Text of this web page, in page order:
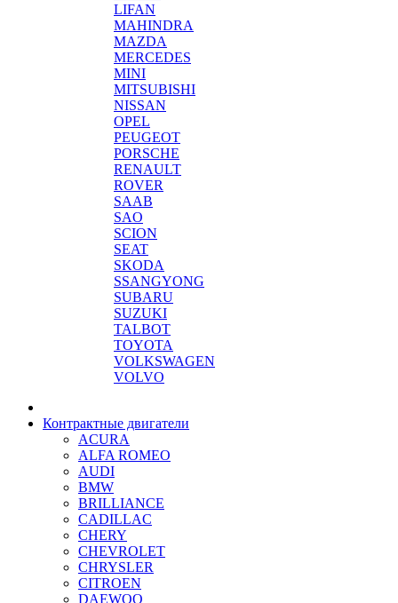
LIFAN
MAHINDRA
MAZDA
MERCEDES
MINI
MITSUBISHI
NISSAN
OPEL
PEUGEOT
PORSCHE
RENAULT
ROVER
SAAB
SAO
SCION
SEAT
SKODA
SSANGYONG
SUBARU
SUZUKI
TALBOT
TOYOTA
VOLKSWAGEN
VOLVO
Контрактные двигатели
ACURA
ALFA ROMEO
AUDI
BMW
BRILLIANCE
CADILLAC
CHERY
CHEVROLET
CHRYSLER
CITROEN
DAEWOO